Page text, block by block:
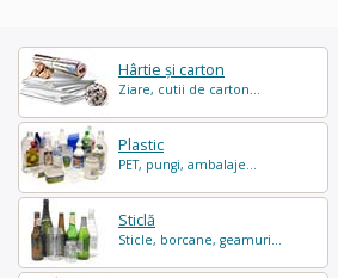
Hârtie și carton
Ziare, cutii de carton...
Plastic
PET, pungi, ambalaje...
Sticlă
Sticle, borcane, geamuri...